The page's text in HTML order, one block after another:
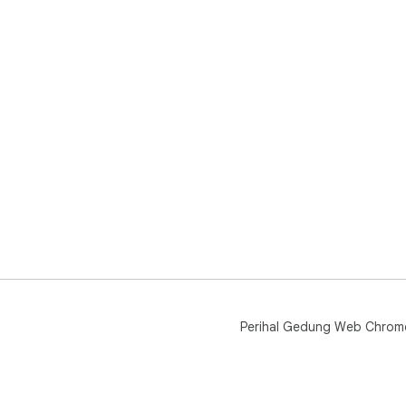
Perihal Gedung Web